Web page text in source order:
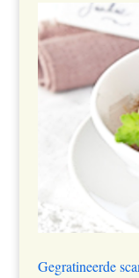
Gegratineerde